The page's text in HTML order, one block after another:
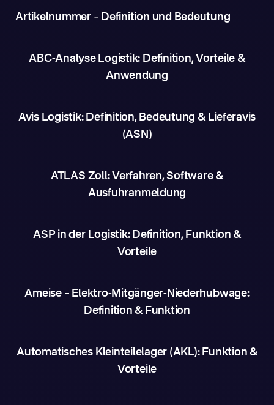
Artikelnummer – Definition und Bedeutung
ABC-Analyse Logistik: Definition, Vorteile &
Anwendung
Avis Logistik: Definition, Bedeutung & Lieferavis
(ASN)
ATLAS Zoll: Verfahren, Software &
Ausfuhranmeldung
ASP in der Logistik: Definition, Funktion &
Vorteile
Ameise – Elektro-Mitgänger-Niederhubwage:
Definition & Funktion
Automatisches Kleinteilelager (AKL): Funktion &
Vorteile